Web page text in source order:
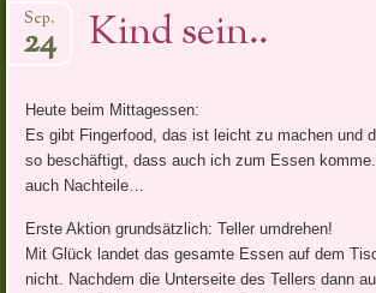
Inhalt
Kind sein..
Sep.
24
Heute beim Mittagessen:
Es gibt Fingerfood, das ist leicht zu machen und
so beschäftigt, dass auch ich zum Essen
auch Nachteile…
Erste Aktion grundsätzlich: Teller umdrehen!
Mit Glück landet das gesamte Essen auf dem
nicht. Nachdem die Unterseite des Tellers dann